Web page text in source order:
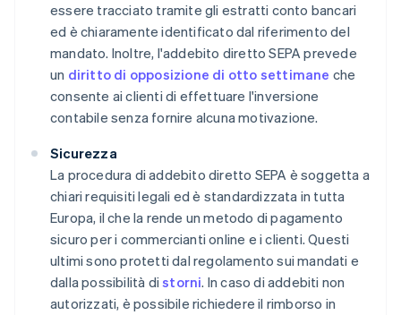
essere tracciato tramite gli estratti conto bancari
ed è chiaramente identificato dal riferimento del
mandato. Inoltre, l'addebito diretto SEPA prevede
un diritto di opposizione di otto settimane che
consente ai clienti di effettuare l'inversione
contabile senza fornire alcuna motivazione.
Sicurezza
La procedura di addebito diretto SEPA è soggetta a
chiari requisiti legali ed è standardizzata in tutta
Europa, il che la rende un metodo di pagamento
sicuro per i commercianti online e i clienti. Questi
ultimi sono protetti dal regolamento sui mandati e
dalla possibilità distorni. In caso di addebiti non
autorizzati, è possibile richiedere il rimborso in